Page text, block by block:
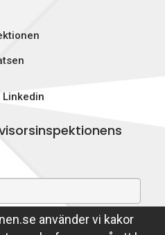
använder vi kakor
nyheter godkänner du att